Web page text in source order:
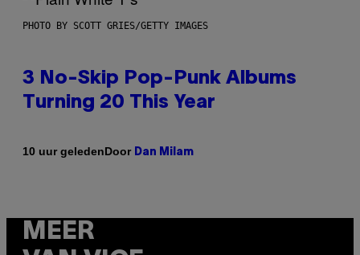
PHOTO BY SCOTT GRIES/GETTY IMAGES
3 No-Skip Pop-Punk Albums
Turning 20 This Year
10 uur geledenDoor Dan Milam
MEER